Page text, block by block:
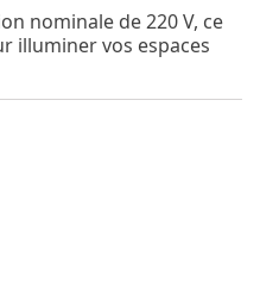
nominale de 220 V, ce
illuminer vos espaces